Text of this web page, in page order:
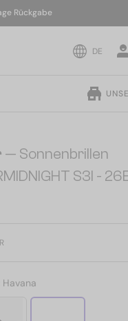
DE
— Sonnenbrillen
S3I -
Havana